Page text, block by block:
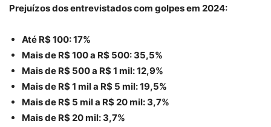
Prejuízos dos entrevistados com golpes em 2024:
Até R$ 100: 17%
Mais de R$ 100 a R$ 500: 35,5%
Mais de R$ 500 a R$ 1 mil: 12,9%
Mais de R$ 1 mil a R$ 5 mil: 19,5%
Mais de R$ 5 mil a R$ 20 mil: 3,7%
Mais de R$ 20 mil: 3,7%